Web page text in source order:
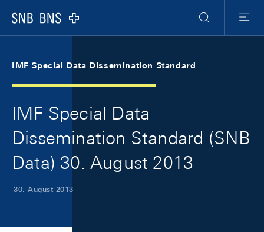
Logo
Suche
Menu
IMF Special Data Dissemination Standard
IMF Special Data
Dissemination Standard (SNB
Data) 30. August 2013
30. August 2013